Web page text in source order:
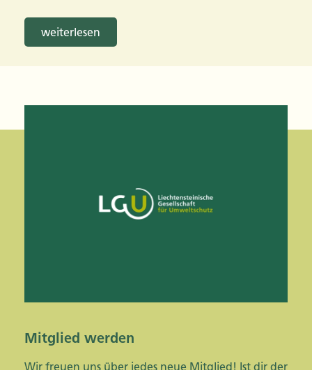
weiterlesen
Mitglied werden
Wir freuen uns über jedes neue Mitglied! Ist dir der